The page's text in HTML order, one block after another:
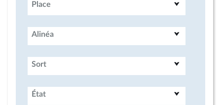
Place
Alinéa
Sort
État